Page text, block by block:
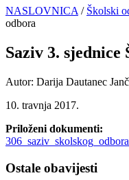
NASLOVNICA / Školski
odbora
Saziv 3. sjednice
Autor: Darija Dautanec
10. travnja 2017.
Priloženi dokumenti:
Ostale obavijesti